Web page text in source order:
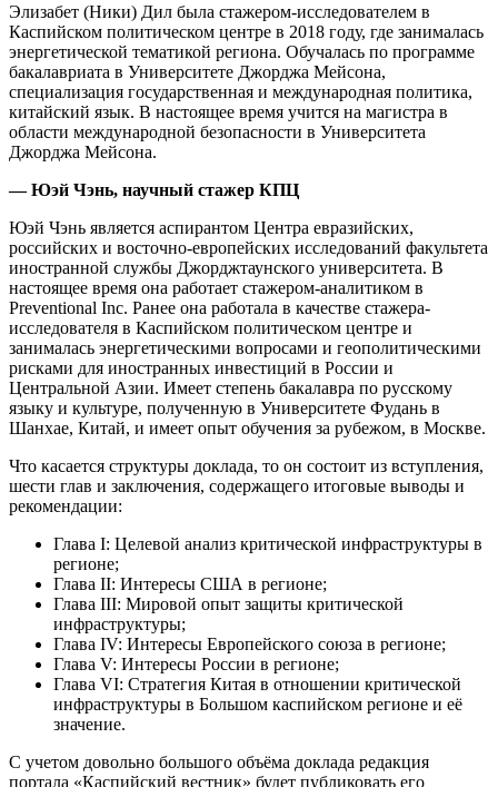
Элизабет (Ники) Дил была стажером-исследователем в
Каспийском политическом центре в 2018 году, где занималась
энергетической тематикой региона. Обучалась по программе
бакалавриата в Университете Джорджа Мейсона,
специализация государственная и международная политика,
китайский язык. В настоящее время учится на магистра в
области международной безопасности в Университета
Джорджа Мейсона.
— Юэй Чэнь, научный стажер КПЦ
Юэй Чэнь является аспирантом Центра евразийских,
российских и восточно-европейских исследований факультета
иностранной службы Джорджтаунского университета. В
настоящее время она работает стажером-аналитиком в
Preventional Inc. Ранее она работала в качестве стажера-
исследователя в Каспийском политическом центре и
занималась энергетическими вопросами и геополитическими
рисками для иностранных инвестиций в России и
Центральной Азии. Имеет степень бакалавра по русскому
языку и культуре, полученную в Университете Фудань в
Шанхае, Китай, и имеет опыт обучения за рубежом, в Москве.
Что касается структуры доклада, то он состоит из вступления,
шести глав и заключения, содержащего итоговые выводы и
рекомендации:
Глава I: Целевой анализ критической инфраструктуры в
регионе;
Глава II: Интересы США в регионе;
Глава III: Мировой опыт защиты критической
инфраструктуры;
Глава IV: Интересы Европейского союза в регионе;
Глава V: Интересы России в регионе;
Глава VI: Стратегия Китая в отношении критической
инфраструктуры в Большом каспийском регионе и её
значение.
С учетом довольно большого объёма доклада редакция
портала «Каспийский вестник» будет публиковать его